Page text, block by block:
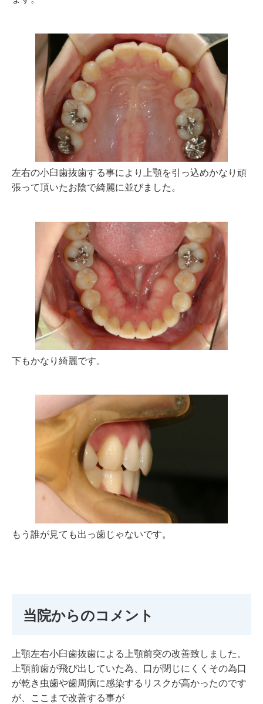
左右の小臼歯抜歯する事により上顎を引っ込めかなり頑
張って頂いたお陰で綺麗に並びました。
下もかなり綺麗です。
もう誰が見ても出っ歯じゃないです。
当院からのコメント
上顎左右小臼歯抜歯による上顎前突の改善致しました。
上顎前歯が飛び出していた為、口が閉じにくくその為口
が乾き虫歯や歯周病に感染するリスクが高かったのです
が、ここまで改善する事が